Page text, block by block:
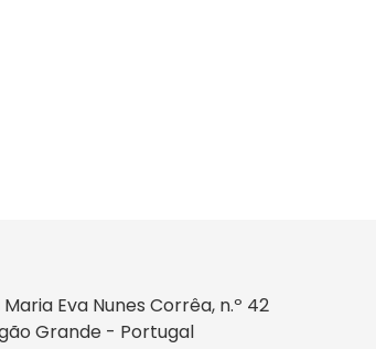
Eva Nunes Corrêa, n.º 42
Grande - Portugal